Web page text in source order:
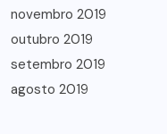
novembro 2019
outubro 2019
setembro 2019
agosto 2019